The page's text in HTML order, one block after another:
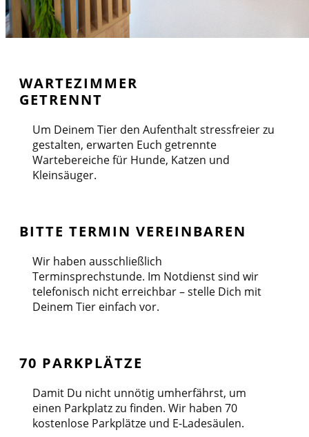
WARTEZIMMER
GETRENNT
Um Deinem Tier den Aufenthalt stressfreier zu
gestalten, erwarten Euch getrennte
Wartebereiche für Hunde, Katzen und
Kleinsäuger.
BITTE TERMIN VEREINBAREN
Wir haben ausschließlich
Terminsprechstunde. Im Notdienst sind wir
telefonisch nicht erreichbar – stelle Dich mit
Deinem Tier einfach vor.
70 PARKPLÄTZE
Damit Du nicht unnötig umherfährst, um
einen Parkplatz zu finden. Wir haben 70
kostenlose Parkplätze und E-Ladesäulen.